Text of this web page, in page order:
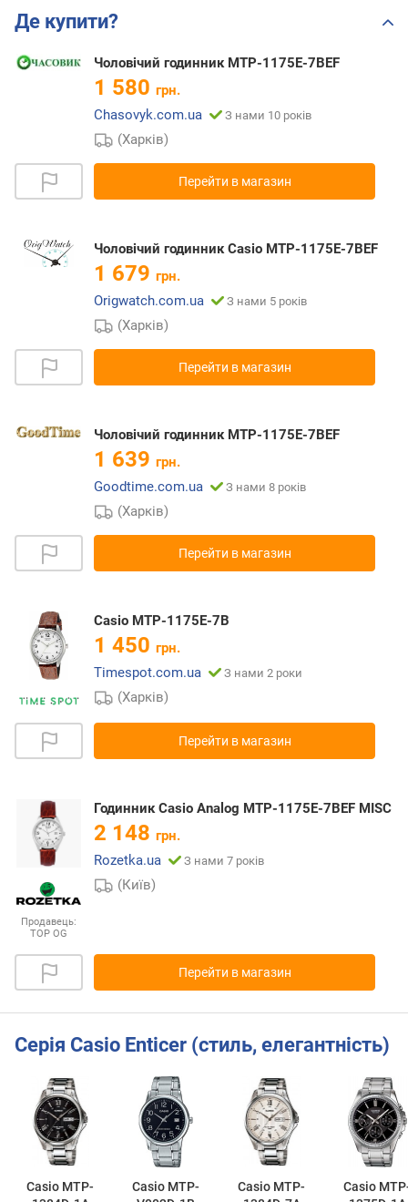
Де купити?
Чоловічий годинник MTP-1175E-7BEF
1 580 грн.
Chasovyk.com.ua
З нами 10 років
(Харків)
Перейти в магазин
Чоловічий годинник Casio MTP-1175E-7BEF
1 679 грн.
Origwatch.com.ua
З нами 5 років
(Харків)
Перейти в магазин
Чоловічий годинник MTP-1175E-7BEF
1 639 грн.
Goodtime.com.ua
З нами 8 років
(Харків)
Перейти в магазин
Casio MTP-1175E-7B
1 450 грн.
Timespot.com.ua
З нами 2 роки
(Харків)
Перейти в магазин
Продавець:
TOP OG
Годинник Casio Analog MTP-1175E-7BEF MISC
2 148 грн.
Rozetka.ua
З нами 7 років
(Київ)
Перейти в магазин
Серія Casio Enticer (стиль, елегантність)
Casio MTP-
Casio MTP-
Casio MTP-
Casio